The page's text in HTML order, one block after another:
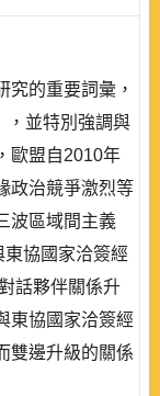
究的重要詞彙，
，並特別強調與
歐盟自2010年
政治競爭激烈等
波區域間主義
東協國家洽簽經
話夥伴關係升
東協國家洽簽經
雙邊升級的關係